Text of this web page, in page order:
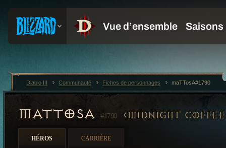
MATTOSA#1790 MIDNIGHT
HÉROS CARRIÈRE
Diablo III Communauté Fiches de personnages maTTosA#1790